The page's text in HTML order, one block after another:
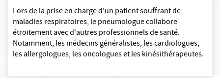
Lors de la prise en charge d’un patient souffrant de
maladies respiratoires, le pneumologue collabore
étroitement avec d'autres professionnels de santé.
Notamment, les médecins généralistes, les cardiologues,
les allergologues, les oncologues et les kinésithérapeutes.